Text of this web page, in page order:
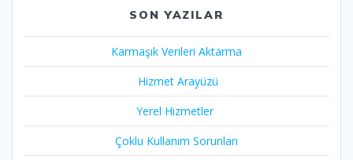
SON YAZILAR
Karmaşık Verileri Aktarma
Hizmet Arayüzü
Yerel Hizmetler
Çoklu Kullanım Sorunları